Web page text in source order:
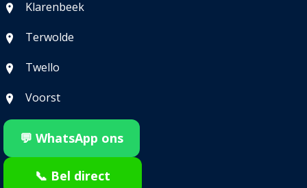
Klarenbeek
Terwolde
Twello
Voorst
💬 WhatsApp ons
📞 Bel direct